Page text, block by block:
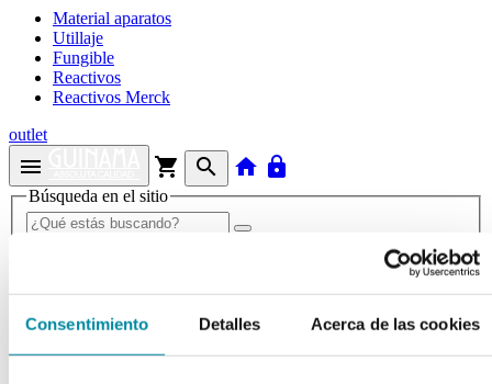
Consentimiento Detalles Acerca de las cookies
Material aparatos
Utillaje
Fungible
Reactivos
Reactivos Merck
outlet
menu shopping_cart search home lock
Búsqueda en el sitio
Inicio >>
BIOTINA
arrow_backFicha de producto